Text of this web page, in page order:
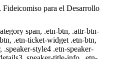
Fideicomiso para el Desarrollo
span, .etn-btn, .attr-btn-
.etn-ticket-widget .etn-btn,
.speaker-style4 .etn-speaker-